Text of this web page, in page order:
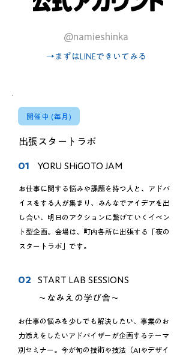
@namieshinka
→まずはLINEできいてみる
開催中 (毎月)
出張スタートラボ
01 YORU SHiGOTO JAM
お仕事に関する悩みや課題を持つ人と、アドバ
イスをする人が集まり、みんなでアイデアを出
し合い、明日のアクションに繋げていくイベン
ト型企画。 会場は、町内各所に出張する「夜の
スタートラボ」です。
02
START LAB SESSIONS
〜なみえの学び舎〜
お仕事の悩みを少しでも解決したい、事業のお
力添えをしたいアドバイザーが企画するテーマ
別セミナー。今が旬の技術や技法（AIやデザイ